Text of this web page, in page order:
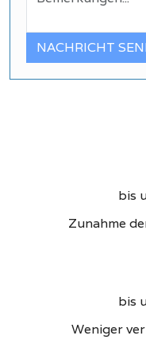
bis
Zunahme
bis
Weniger
NACHRICHT